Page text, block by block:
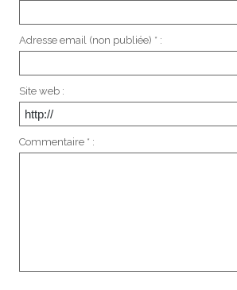
Adresse email (non publiée) * :
Site web :
Commentaire * :